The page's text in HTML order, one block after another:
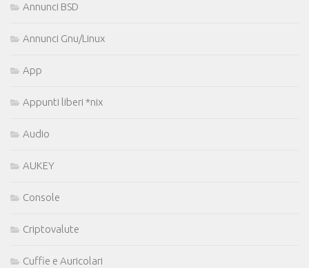
Annunci BSD
Annunci Gnu/Linux
App
Appunti liberi *nix
Audio
AUKEY
Console
Criptovalute
Cuffie e Auricolari